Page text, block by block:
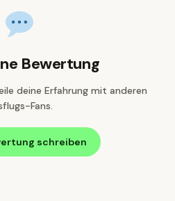
Bewertung
deine Erfahrung mit anderen
Fans.
schreiben